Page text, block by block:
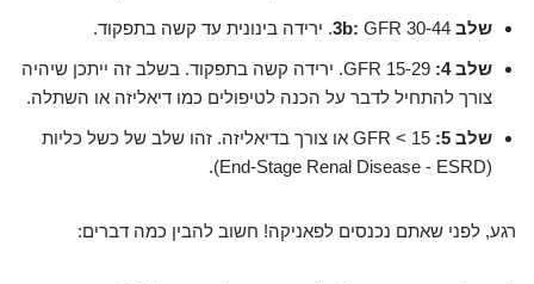
שלב 3b: GFR 30-44. ירידה בינונית עד קשה בתפקוד.
שלב 4:
GFR 15-29. ירידה קשה בתפקוד. בשלב זה ייתכן שיהיה
צורך להתחיל לדבר על הכנה לטיפולים כמו דיאליזה או השתלה.
שלב 5:
GFR < 15 או צורך בדיאליזה. זהו שלב של כשל כליות
(End-Stage Renal Disease - ESRD).
רגע, לפני שאתם נכנסים לפאניקה! חשוב להבין כמה דברים: